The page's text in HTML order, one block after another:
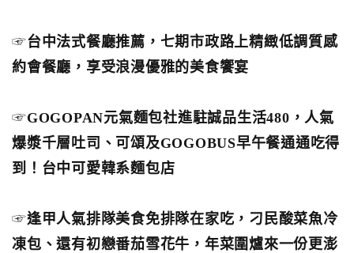
☞台中法式餐廳推薦，七期市政路上精緻低調質感
約會餐廳，享受浪漫優雅的美食饗宴
☞GOGOPAN元氣麵包社進駐誠品生活480，人氣
爆漿千層吐司、可頌及GOGOBUS早午餐通通吃得
到！台中可愛韓系麵包店
☞逢甲人氣排隊美食免排隊在家吃，刁民酸菜魚冷
凍包、還有初戀番茄雪花牛，年菜圍爐來一份更澎